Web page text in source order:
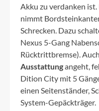
Akku zu verdanken
nimmt
Schrecken. Dazu
Nexus 5-Gang
Rücktrittbremse).
Ausstattungangeht,
Dition City mit 5
einen Seitenständer,
System-Gepäckträger.